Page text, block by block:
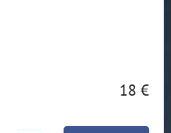
18 €